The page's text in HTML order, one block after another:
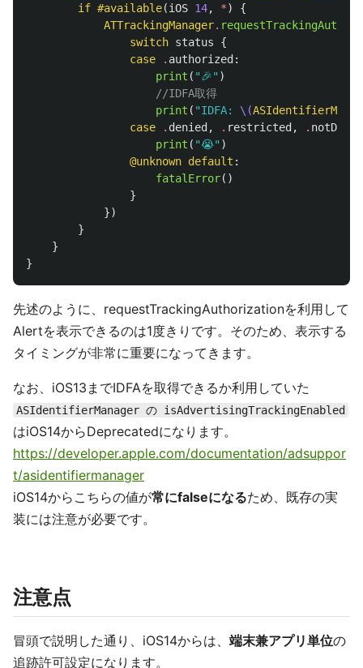
if #available(iOS 14, *)
{
ATTrackingManager.
switch status
{
case
. authorized :
print ( "🎉" )
//IDFA取得
print ( "IDFA: \(
case
. denied , . restricted , .
print ( "😭" )
@unknown default :
fatalError()
}
})
}
}
}
先述のように、requestTrackingAuthorizationを利用して
Alertを表示できるのは1度きりです。そのため、表示する
タイミングが非常に重要になってきます。
なお、iOS13までIDFAを取得できるか利用していた
ASIdentifierManager の isAdvertisingTrackingEnabled
はiOS14からDeprecatedになります。
https://developer.apple.com/documentation/adsuppor
t/asidentifiermanager
iOS14からこちらの値が常にfalseになるため、既存の実
装には注意が必要です。
注意点
冒頭で説明した通り、iOS14からは、 端末兼アプリ単位の
追跡許可設定になります。